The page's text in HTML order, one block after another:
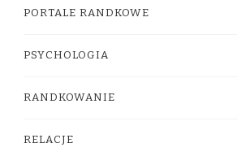
PORTALE RANDKOWE
PSYCHOLOGIA
RANDKOWANIE
RELACJE